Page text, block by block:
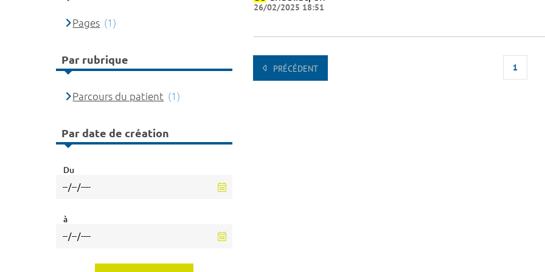
26/02/2025 18:51
PRÉCÉDENT 1
Pages (1)
Par rubrique
Parcours du patient (1)
Par date de création
Du
à